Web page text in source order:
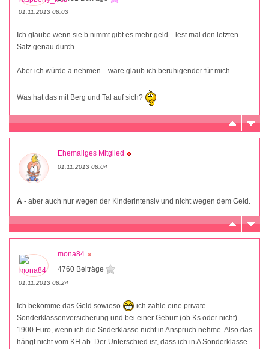
01.11.2013 08:03
Ich glaube wenn sie b nimmt gibt es mehr geld... lest mal den letzten
Satz genau durch...
Aber ich würde a nehmen... wäre glaub ich beruhigender für mich...
Was hat das mit Berg und Tal auf sich?
Ehemaliges Mitglied
01.11.2013 08:04
A - aber auch nur wegen der Kinderintensiv und nicht wegen dem Geld.
mona84
4760 Beiträge
01.11.2013 08:24
Ich bekomme das Geld sowieso
ich zahle eine private
Sonderklassenversicherung und bei einer Geburt (ob Ks oder nicht)
1900 Euro, wenn ich die Snderklasse nicht in Anspruch nehme. Also das
hängt nicht vom KH ab. Der Unterschied ist, dass ich in A Sonderklasse